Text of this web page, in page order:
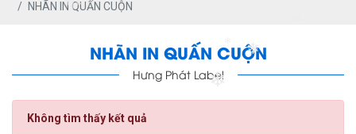
NHÃN IN QUẤN CUỘN
NHÃN IN QUẤN CUỘN
Hưng Phát Label
Không tìm thấy kết quả
❄
❄